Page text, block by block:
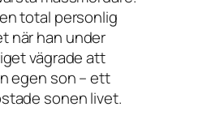
total personlig
när han under
vägrade att
egen son – ett
sonen livet.